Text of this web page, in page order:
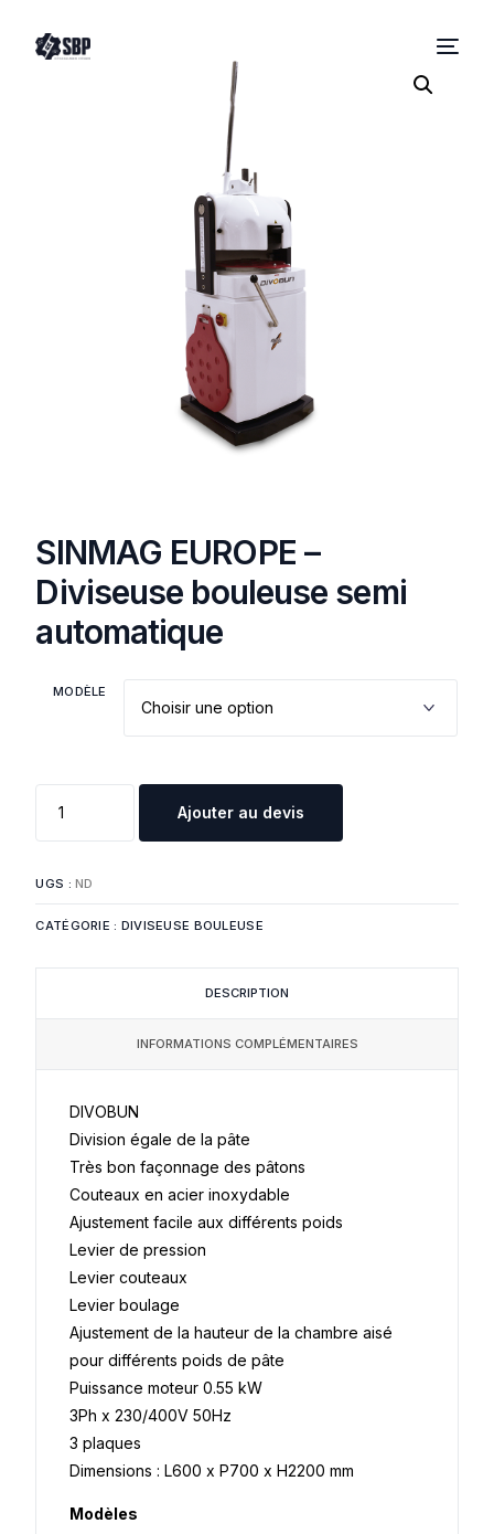
SINMAG EUROPE –
Diviseuse bouleuse semi
automatique
MODÈLE
Ajouter au devis
UGS :ND
CATÉGORIE : DIVISEUSE BOULEUSE
DESCRIPTION
INFORMATIONS COMPLÉMENTAIRES
DIVOBUN
Division égale de la pâte
Très bon façonnage des pâtons
Couteaux en acier inoxydable
Ajustement facile aux différents poids
Levier de pression
Levier couteaux
Levier boulage
Ajustement de la hauteurde la chambre aisé
pour différentspoids de pâte
Puissance moteur 0.55 kW
3Ph x 230/400V 50Hz
3 plaques
Dimensions : L600 x P700 x H2200 mm
Modèles